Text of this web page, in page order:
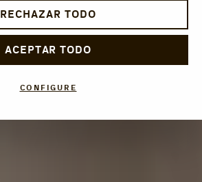
RECHAZAR TODO
ACEPTAR TODO
CONFIGURE